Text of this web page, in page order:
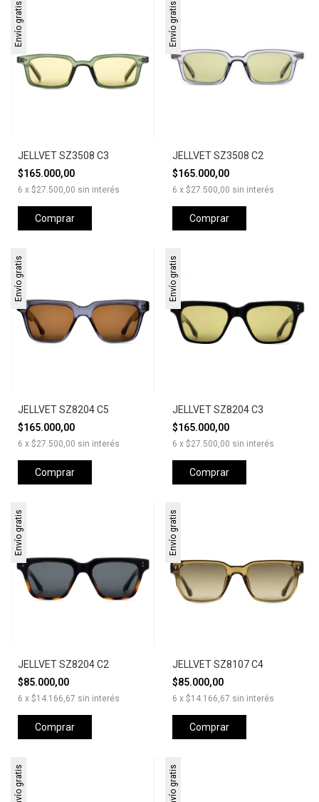
Envío gratis
JELLVET SZ3508 C3
$165.000,00
6 x $27.500,00 sin interés
Comprar
Envío gratis
JELLVET SZ3508 C2
$165.000,00
6 x $27.500,00 sin interés
Comprar
Envío gratis
JELLVET SZ8204 C5
$165.000,00
6 x $27.500,00 sin interés
Comprar
Envío gratis
JELLVET SZ8204 C3
$165.000,00
6 x $27.500,00 sin interés
Comprar
Envío gratis
JELLVET SZ8204 C2
$85.000,00
6 x $14.166,67 sin interés
Comprar
Envío gratis
JELLVET SZ8107 C4
$85.000,00
6 x $14.166,67 sin interés
Comprar
Envío gratis Envío gratis